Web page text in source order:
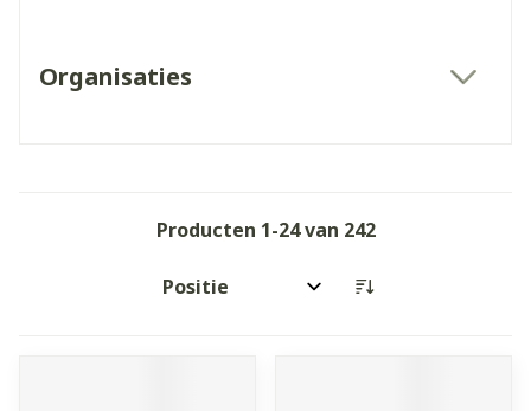
Organisaties
Producten 1-24van 242
Sorteer op: